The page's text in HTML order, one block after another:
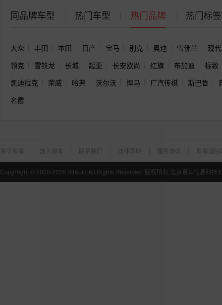
同品牌车型 热门车型 热门品牌 热门标签
大众 丰田 本田 日产 宝马 别克 奥迪 雪佛兰
现代
领克
雪铁龙 长城 起亚 长安欧尚 红旗 布加迪
标致
凯迪拉克
荣威 哈弗 沃尔沃 悍马 广汽传祺 斯巴鲁
名爵
关于易车 加入易车 联系我们 法律声明 服务协议 易车国际
CopyRight © 2000-2026 BitAuto,All Rights Reserved. 版权所有 北京易车信息科